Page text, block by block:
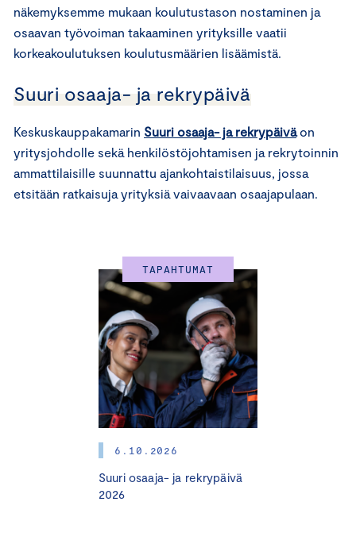
näkemyksemme mukaan koulutustason nostaminen ja
osaavan työvoiman takaaminen yrityksille vaatii
korkeakoulutuksen koulutusmäärien lisäämistä.
Suuri osaaja- ja rekrypäivä
Keskuskauppakamarin Suuri osaaja- ja rekrypäiväon
yritysjohdolle sekä henkilöstöjohtamisen ja rekrytoinnin
ammattilaisille suunnattu ajankohtaistilaisuus, jossa
etsitään ratkaisuja yrityksiä vaivaavaan osaajapulaan.
TAPAHTUMAT
6.10.2026
Suuri osaaja- ja rekrypäivä
2026